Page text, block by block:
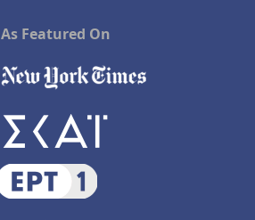
As Featured On